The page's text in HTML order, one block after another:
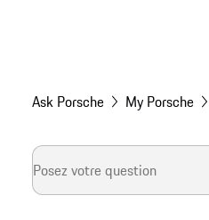
Ask Porsche My Porsche